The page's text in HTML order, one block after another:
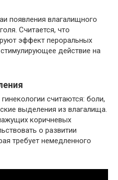
появления влагалищного
Считается, что
эффект пероральных
действие на
считаются: боли,
выделения из влагалища.
коричневых
о развитии
требует немедленного